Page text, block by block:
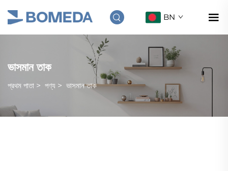
BN
ভাসমান তাক
প্রথম পাতা > পণ্য > ভাসমান তাক